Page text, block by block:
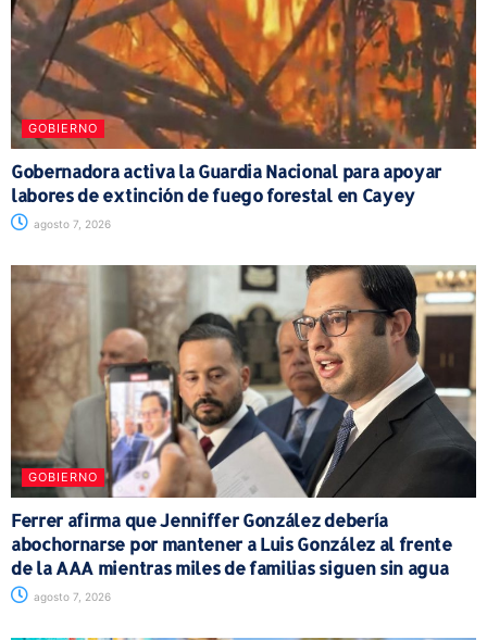
GOBIERNO
Gobernadora activa la Guardia Nacional para apoyar
labores de extinción de fuego forestal en Cayey
agosto 7, 2026
GOBIERNO
Ferrer afirma que Jenniffer González debería
abochornarse por mantener a Luis González al frente
de la AAA mientras miles de familias siguen sin agua
agosto 7, 2026